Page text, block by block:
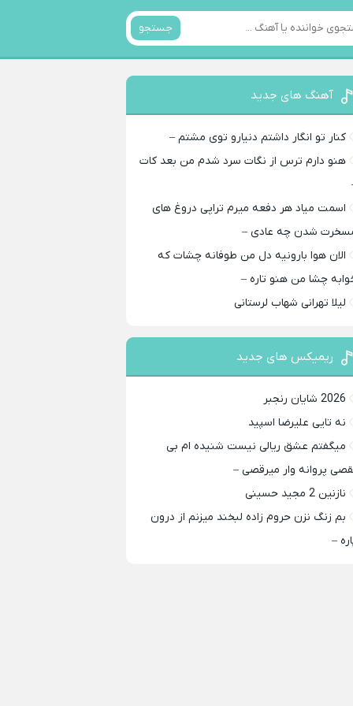
جستجو
آهنگ های جدید
کنار تو انگار داشتم دنیارو توی مشتم –
هنو دارم ترس از نگات سرد شدم من بعد کات
اسمت میاد هر دفعه میرم تراپی دروغ‌ های
شدن چه عادی –
الان هوا بارونیه دل من طوفانه چشات که
چشا من هنو تاره –
لیلا تهرانی شهاب لرستانی
ریمیکس های جدید
2026 شایان رنجبر
نه تایی علیرضا اسپید
میگفتم عشق ریالی نیست شنیده ام بی
پروانه وار میرقصی –
نازنین 2 مجید حسینی
بم زنگ نزن حروم زاده لبخند میزنم از درون
–